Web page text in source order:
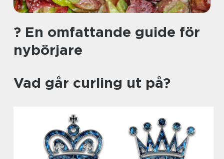
? En omfattande guide för
nybörjare
Vad går curling ut på?